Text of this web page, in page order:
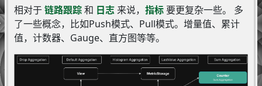
相对于链路跟踪和 日志来说， 指标要更复杂一些。 多
了一些概念，比如Push模式、Pull模式。增量值、累计
值，计数器、Gauge、直方图等等。